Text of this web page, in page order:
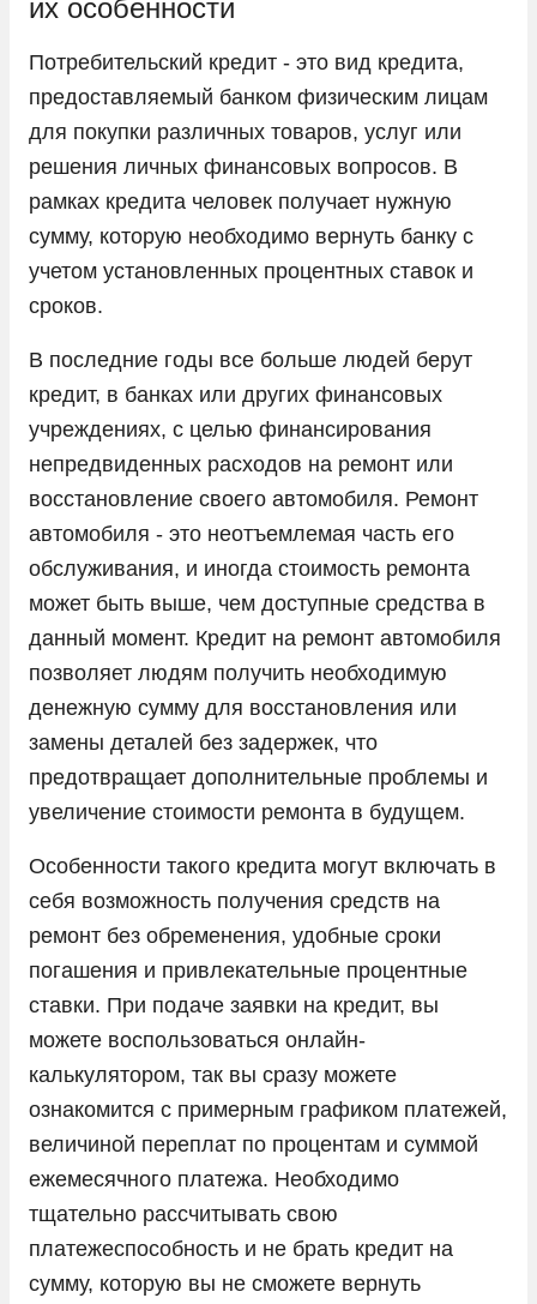
их особенности
Потребительский кредит - это вид кредита,
предоставляемый банком физическим лицам
для покупки различных товаров, услуг или
решения личных финансовых вопросов. В
рамках кредита человек получает нужную
сумму, которую необходимо вернуть банку с
учетом установленных процентных ставок и
сроков.
В последние годы все больше людей берут
кредит, в банках или других финансовых
учреждениях, с целью финансирования
непредвиденных расходов на ремонт или
восстановление своего автомобиля. Ремонт
автомобиля - это неотъемлемая часть его
обслуживания, и иногда стоимость ремонта
может быть выше, чем доступные средства в
данный момент. Кредит на ремонт автомобиля
позволяет людям получить необходимую
денежную сумму для восстановления или
замены деталей без задержек, что
предотвращает дополнительные проблемы и
увеличение стоимости ремонта в будущем.
Особенности такого кредита могут включать в
себя возможность получения средств на
ремонт без обременения, удобные сроки
погашения и привлекательные процентные
ставки. При подаче заявки на кредит, вы
можете воспользоваться онлайн-
калькулятором, так вы сразу можете
ознакомится с примерным графиком платежей,
величиной переплат по процентам и суммой
ежемесячного платежа. Необходимо
тщательно рассчитывать свою
платежеспособность и не брать кредит на
сумму, которую вы не сможете вернуть